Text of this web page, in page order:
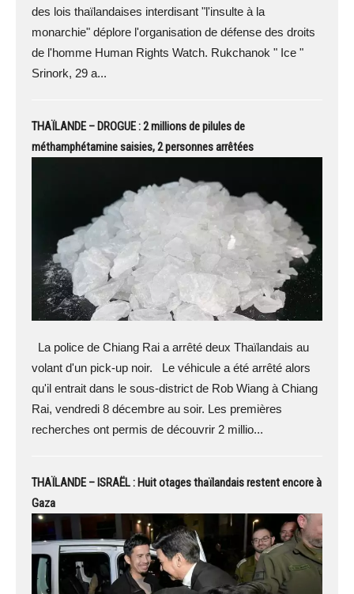
des lois thaïlandaises interdisant "l'insulte à la
monarchie" déplore l'organisation de défense des droits
de l'homme Human Rights Watch. Rukchanok " Ice "
Srinork, 29 a...
THAÏLANDE – DROGUE : 2 millions de pilules de
méthamphétamine saisies, 2 personnes arrêtées
La police de Chiang Rai a arrêté deux Thaïlandais au
volant d'un pick-up noir. Le véhicule a été arrêté alors
qu'il entrait dans le sous-district de Rob Wiang à Chiang
Rai, vendredi 8 décembre au soir. Les premières
recherches ont permis de découvrir 2 millio...
THAÏLANDE – ISRAËL : Huit otages thaïlandais restent encore à
Gaza